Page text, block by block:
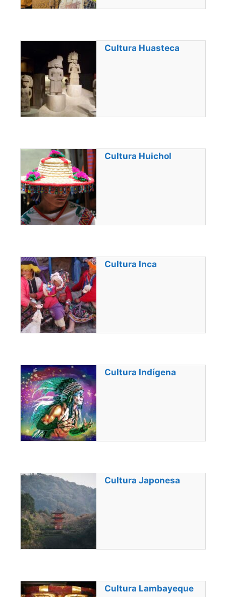
Cultura Huasteca
Cultura Huichol
Cultura Inca
Cultura Indígena
Cultura Japonesa
Cultura Lambayeque